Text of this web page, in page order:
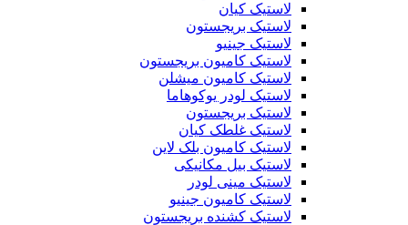
لاستیک کیان
لاستیک بریجستون
لاستیک جینیو
لاستیک کامیون بریجستون
لاستیک کامیون میشلن
لاستیک لودر یوکوهاما
لاستیک بریجستون
لاستیک غلطک کیان
لاستیک کامیون بلک لاین
لاستیک بیل مکانیکی
لاستیک مینی لودر
لاستیک کامیون جینیو
لاستیک کشنده بریجستون